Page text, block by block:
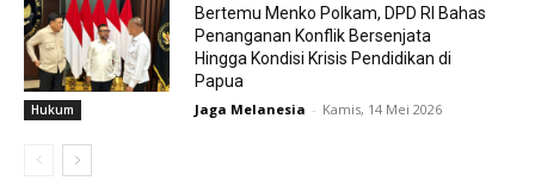
Hukum
Bertemu Menko Polkam, DPD RI Bahas
Penanganan Konflik Bersenjata
Hingga Kondisi Krisis Pendidikan di
Papua
Jaga Melanesia - Kamis, 14 Mei 2026